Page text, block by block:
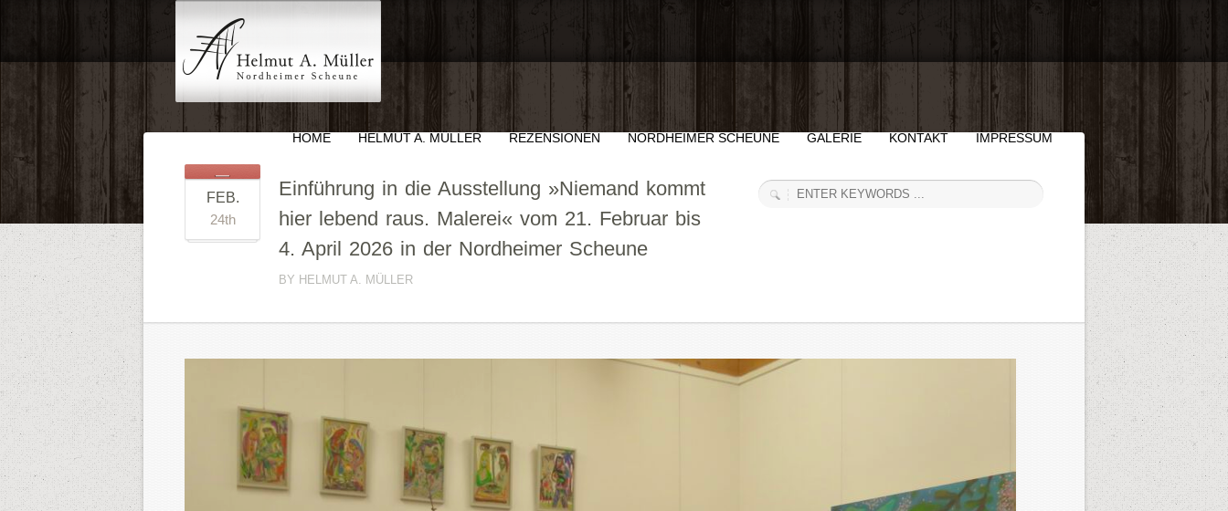
HOME HELMUT A. MÜLLER REZENSIONEN NORDHEIMER SCHEUNE GALERIE KONTAKT IMPRESSUM
FEB.
24th
Einführung in die Ausstellung »Niemand kommt
hier lebend raus. Malerei« vom 21. Februar bis
4. April 2026 in der Nordheimer Scheune
BY HELMUT A. MÜLLER